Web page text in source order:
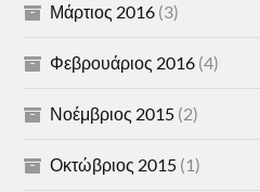
Μάρτιος 2016 (3)
Φεβρουάριος 2016 (4)
Νοέμβριος 2015 (2)
Οκτώβριος 2015 (1)